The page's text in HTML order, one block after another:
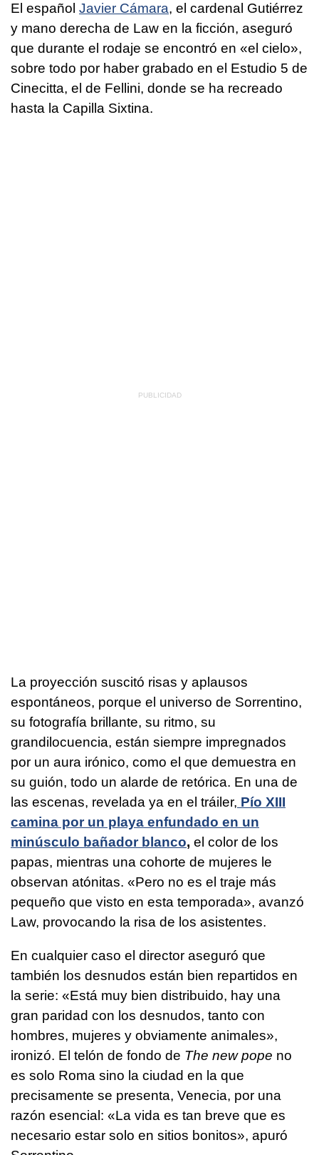
El español Javier Cámara, el cardenal Gutiérrez
y mano derecha de Law en la ficción, aseguró
que durante el rodaje se encontró en «el cielo»,
sobre todo por haber grabado en el Estudio 5 de
Cinecitta, el de Fellini, donde se ha recreado
hasta la Capilla Sixtina.
La proyección suscitó risas y aplausos
espontáneos, porque el universo de Sorrentino,
su fotografía brillante, su ritmo, su
grandilocuencia, están siempre impregnados
por un aura irónico, como el que demuestra en
su guión, todo un alarde de retórica. En una de
las escenas, revelada ya en el tráiler, Pío XIII
camina por un playa enfundado en un
minúsculo bañador blanco, el color de los
papas, mientras una cohorte de mujeres le
observan atónitas. «Pero no es el traje más
pequeño que visto en esta temporada», avanzó
Law, provocando la risa de los asistentes.
En cualquier caso el director aseguró que
también los desnudos están bien repartidos en
la serie: «Está muy bien distribuido, hay una
gran paridad con los desnudos, tanto con
hombres, mujeres y obviamente animales»,
ironizó. El telón de fondo de The new pope no
es solo Roma sino la ciudad en la que
precisamente se presenta, Venecia, por una
razón esencial: «La vida es tan breve que es
necesario estar solo en sitios bonitos», apuró